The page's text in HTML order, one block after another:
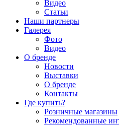
Видео
Статьи
Наши партнеры
Галерея
Фото
Видео
О бренде
Новости
Выставки
О бренде
Контакты
Где купить?
Розничные магазины
Рекомендованные